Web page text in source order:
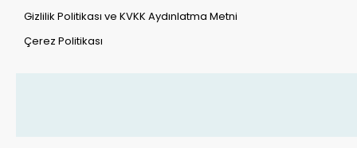
Gizlilik Politikası ve KVKK Aydınlatma Metni
Çerez Politikası